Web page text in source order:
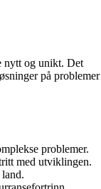
nytt og unikt. Det
på problemer
problemer.
med utviklingen.